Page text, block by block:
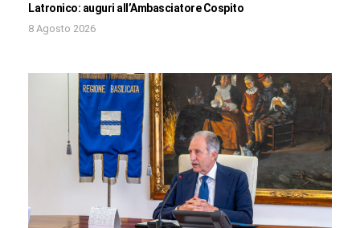
Latronico: auguri all’Ambasciatore Cospito
8 Agosto 2026